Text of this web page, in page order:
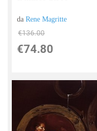
daRene Magritte
€136.00
€74.80